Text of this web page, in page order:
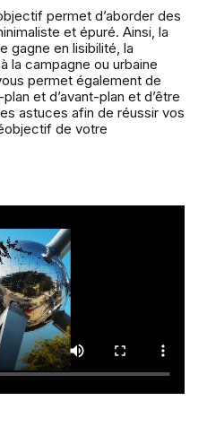
permet d’aborder des
et épuré. Ainsi, la
gagne en lisibilité, la
la campagne ou urbaine
permet également de
et d’avant-plan et d’être
astuces afin de réussir vos
de votre